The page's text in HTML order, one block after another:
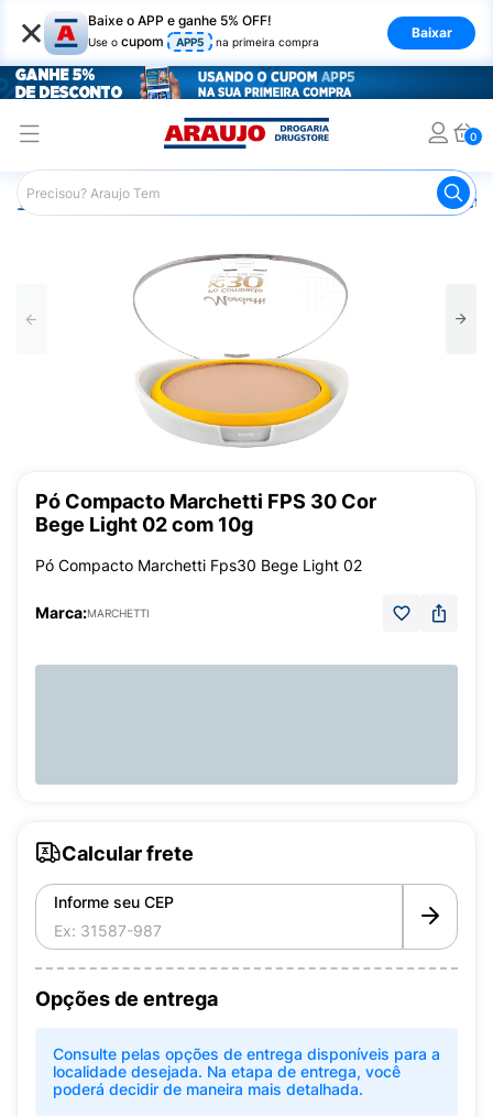
× Baixe o APP e ganhe 5% OFF!
Use o cupom APP5 na primeira compra
Baixar
0
Araujo Maquiagem Pó
Pó Compacto Marchetti FPS 30 Cor
Bege Light 02 com 10g
Pó Compacto Marchetti Fps30 Bege Light 02
Marca:MARCHETTI
Calcular frete
Informe seu CEP
Opções de entrega
Consulte pelas opções de entrega disponíveis para a
localidade desejada. Na etapa de entrega, você
poderá decidir de maneira mais detalhada.